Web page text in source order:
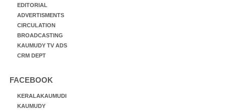
EDITORIAL
ADVERTISMENTS
CIRCULATION
BROADCASTING
KAUMUDY TV ADS
CRM DEPT
FACEBOOK
KERALAKAUMUDI
KAUMUDY